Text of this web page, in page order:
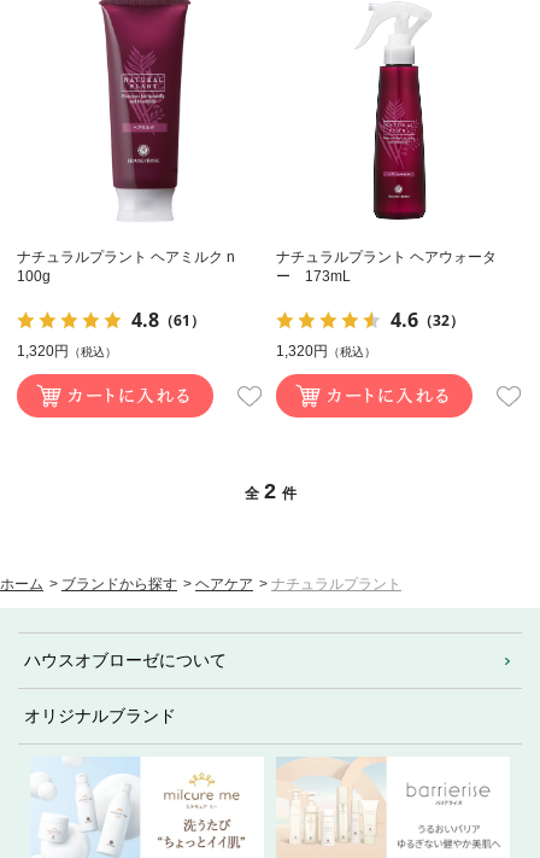
ナチュラルプラント ヘアミルク n
100g
4.8（61）
1,320円 （税込）
ナチュラルプラント ヘアウォータ
ー 173mL
4.6 （32）
1,320円 （税込）
全 2 件
ホーム > ブランドから探す > ヘアケア > ナチュラルプラント
ハウスオブローゼについて
オリジナルブランド